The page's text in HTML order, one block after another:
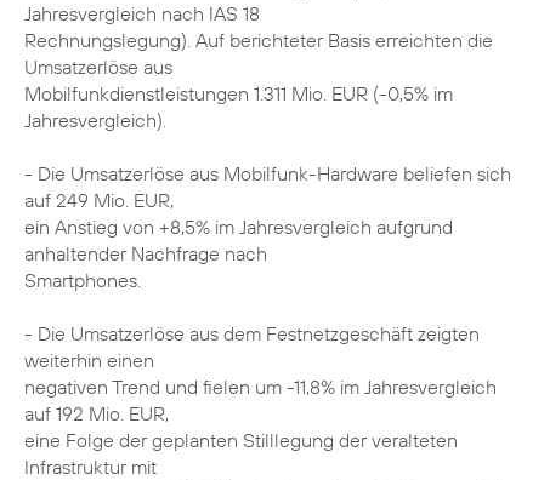
Jahresvergleich nach IAS 18
Rechnungslegung). Auf berichteter Basis erreichten die
Umsatzerlöse aus
Mobilfunkdienstleistungen 1.311 Mio. EUR (-0,5% im
Jahresvergleich).
- Die Umsatzerlöse aus Mobilfunk-Hardware beliefen sich
auf 249 Mio. EUR,
ein Anstieg von +8,5% im Jahresvergleich aufgrund
anhaltender Nachfrage nach
Smartphones.
- Die Umsatzerlöse aus dem Festnetzgeschäft zeigten
weiterhin einen
negativen Trend und fielen um -11,8% im Jahresvergleich
auf 192 Mio. EUR,
eine Folge der geplanten Stilllegung der veralteten
Infrastruktur mit